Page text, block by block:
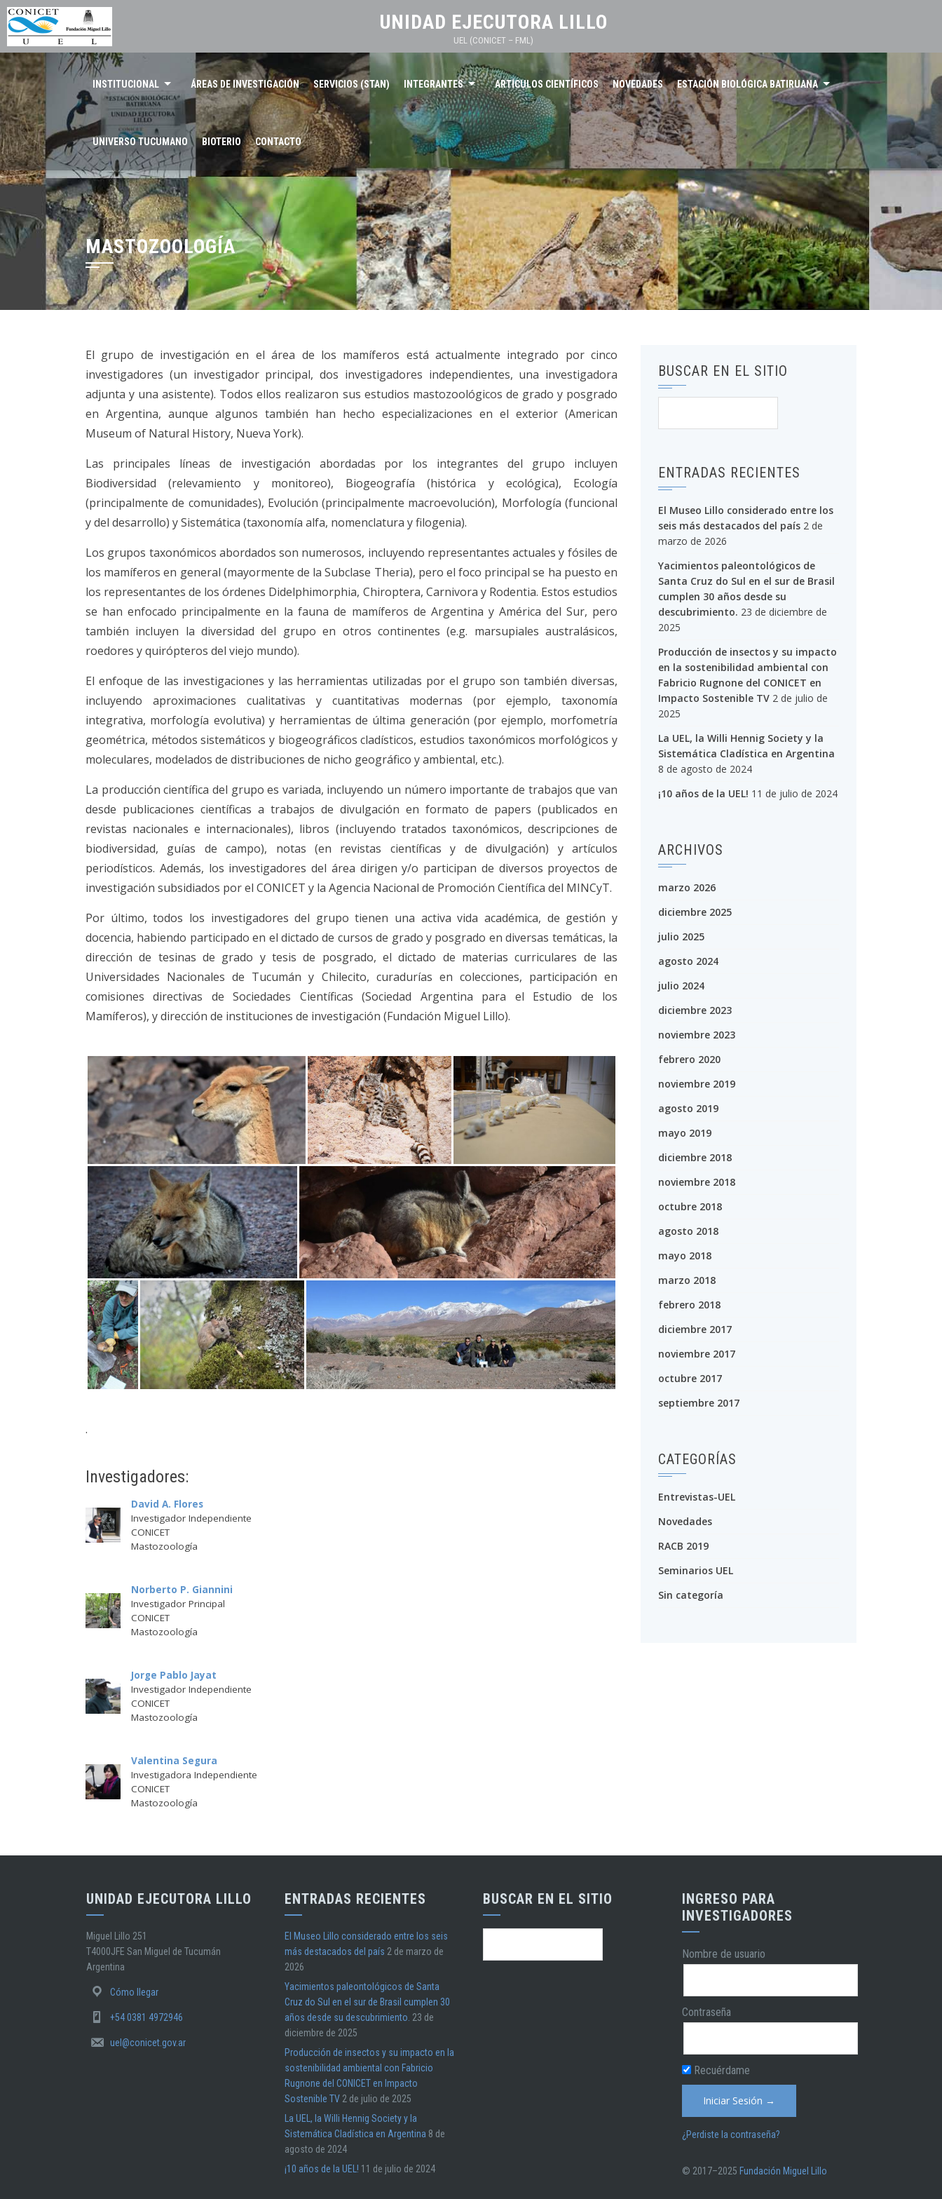
UNIDAD EJECUTORA LILLO
UEL (CONICET – FML)
INSTITUCIONAL ÁREAS DE INVESTIGACIÓN SERVICIOS (STAN) INTEGRANTES ARTÍCULOS CIENTÍFICOS NOVEDADES ESTACIÓN BIOLÓGICA BATIRUANA
UNIVERSO TUCUMANO BIOTERIO CONTACTO
MASTOZOOLOGÍA
El grupo de investigación en el área de los mamíferos está actualmente integrado por cinco
investigadores (un investigador principal, dos investigadores independientes, una investigadora
adjunta y una asistente). Todos ellos realizaron sus estudios mastozoológicos de grado y posgrado
en Argentina, aunque algunos también han hecho especializaciones en el exterior (American
Museum of Natural History, Nueva York).
Las principales líneas de investigación abordadas por los integrantes del grupo incluyen
Biodiversidad (relevamiento y monitoreo), Biogeografía (histórica y ecológica), Ecología
(principalmente de comunidades), Evolución (principalmente macroevolución), Morfología (funcional
y del desarrollo) y Sistemática (taxonomía alfa, nomenclatura y filogenia).
Los grupos taxonómicos abordados son numerosos, incluyendo representantes actuales y fósiles de
los mamíferos en general (mayormente de la Subclase Theria), pero el foco principal se ha puesto en
los representantes de los órdenes Didelphimorphia, Chiroptera, Carnivora y Rodentia. Estos estudios
se han enfocado principalmente en la fauna de mamíferos de Argentina y América del Sur, pero
también incluyen la diversidad del grupo en otros continentes (e.g. marsupiales australásicos,
roedores y quirópteros del viejo mundo).
El enfoque de las investigaciones y las herramientas utilizadas por el grupo son también diversas,
incluyendo aproximaciones cualitativas y cuantitativas modernas (por ejemplo, taxonomía
integrativa, morfología evolutiva) y herramientas de última generación (por ejemplo, morfometría
geométrica, métodos sistemáticos y biogeográficos cladísticos, estudios taxonómicos morfológicos y
moleculares, modelados de distribuciones de nicho geográfico y ambiental, etc.).
La producción científica del grupo es variada, incluyendo un número importante de trabajos que van
desde publicaciones científicas a trabajos de divulgación en formato de papers (publicados en
revistas nacionales e internacionales), libros (incluyendo tratados taxonómicos, descripciones de
biodiversidad, guías de campo), notas (en revistas científicas y de divulgación) y artículos
periodísticos. Además, los investigadores del área dirigen y/o participan de diversos proyectos de
investigación subsidiados por el CONICET y la Agencia Nacional de Promoción Científica del MINCyT.
Por último, todos los investigadores del grupo tienen una activa vida académica, de gestión y
docencia, habiendo participado en el dictado de cursos de grado y posgrado en diversas temáticas, la
dirección de tesinas de grado y tesis de posgrado, el dictado de materias curriculares de las
Universidades Nacionales de Tucumán y Chilecito, curadurías en colecciones, participación en
comisiones directivas de Sociedades Científicas (Sociedad Argentina para el Estudio de los
Mamíferos), y dirección de instituciones de investigación (Fundación Miguel Lillo).
.
Investigadores:
David A. Flores
Investigador Independiente
CONICET
Mastozoología
Norberto P. Giannini
Investigador Principal
CONICET
Mastozoología
Jorge Pablo Jayat
Investigador Independiente
CONICET
Mastozoología
Valentina Segura
Investigadora Independiente
CONICET
Mastozoología
BUSCAR EN EL SITIO
ENTRADAS RECIENTES
El Museo Lillo considerado entre los
seis más destacados del país 2 de
marzo de 2026
Yacimientos paleontológicos de
Santa Cruz do Sul en el sur de Brasil
cumplen 30 años desde su
descubrimiento. 23 de diciembre de
2025
Producción de insectos y su impacto
en la sostenibilidad ambiental con
Fabricio Rugnone del CONICET en
Impacto Sostenible TV 2 de julio de
2025
La UEL, la Willi Hennig Society y la
Sistemática Cladística en Argentina
8 de agosto de 2024
¡10 años de la UEL! 11 de julio de 2024
ARCHIVOS
marzo 2026
diciembre 2025
julio 2025
agosto 2024
julio 2024
diciembre 2023
noviembre 2023
febrero 2020
noviembre 2019
agosto 2019
mayo 2019
diciembre 2018
noviembre 2018
octubre 2018
agosto 2018
mayo 2018
marzo 2018
febrero 2018
diciembre 2017
noviembre 2017
octubre 2017
septiembre 2017
CATEGORÍAS
Entrevistas-UEL
Novedades
RACB 2019
Seminarios UEL
Sin categoría
UNIDAD EJECUTORA LILLO
Miguel Lillo 251
T4000JFE San Miguel de Tucumán
Argentina
Cómo llegar
+54 0381 4972946
uel@conicet.gov.ar
ENTRADAS RECIENTES
El Museo Lillo considerado entre los seis
más destacados del país 2 de marzo de
2026
Yacimientos paleontológicos de Santa
Cruz do Sul en el sur de Brasil cumplen 30
años desde su descubrimiento. 23 de
diciembre de 2025
Producción de insectos y su impacto en la
sostenibilidad ambiental con Fabricio
Rugnone del CONICET en Impacto
Sostenible TV 2 de julio de 2025
La UEL, la Willi Hennig Society y la
Sistemática Cladística en Argentina 8 de
agosto de 2024
¡10 años de la UEL! 11 de julio de 2024
BUSCAR EN EL SITIO
INGRESO PARA
INVESTIGADORES
Nombre de usuario
Contraseña
Recuérdame
¿Perdiste la contraseña?
© 2017–2025 Fundación Miguel Lillo